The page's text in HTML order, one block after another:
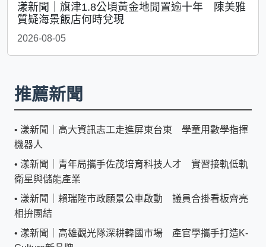
漾新聞｜旗津1.8公頃黃金地閒置逾十年 陳美雅
質疑海景飯店何時兌現
2026-08-05
推薦新聞
• 漾新聞｜高大資訊志工走進屏東台東 學童用數學指揮
機器人
• 漾新聞｜青年局攜手佐茂培育科技人才 實習接軌低軌
衛星與儲能產業
• 漾新聞｜賴瑞隆市政願景公車啟動 議員合掛看板齊亮
相拚團結
• 漾新聞｜高雄觀光隊深耕韓國市場 產官學攜手打造K-